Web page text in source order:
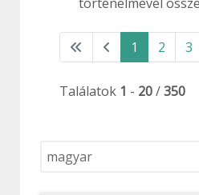
1 2 3
Találatok 1 - 20/350